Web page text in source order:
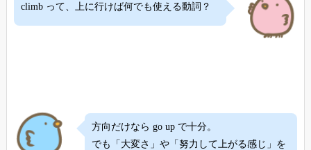
climb って、上に行けば何でも使える動詞？
方向だけなら go up で十分。
でも「大変さ」や「努力して上がる感じ」を